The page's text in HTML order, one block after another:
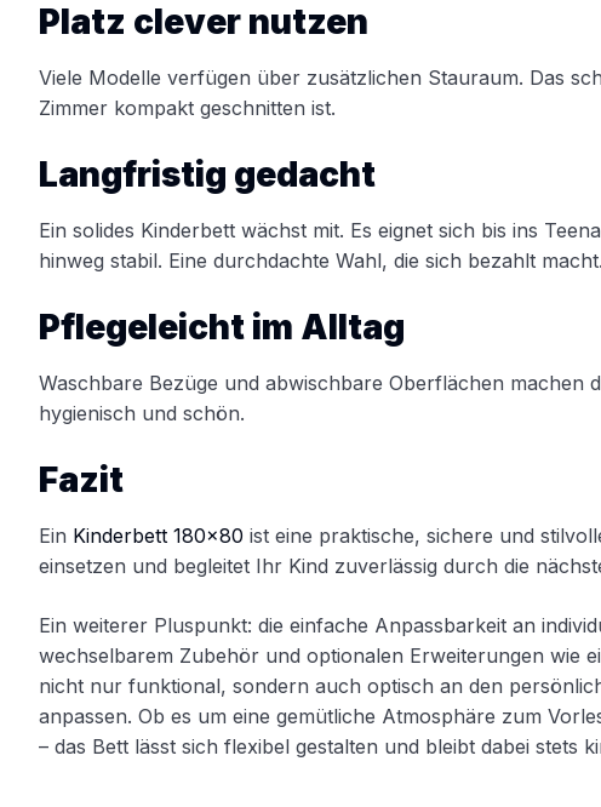
Platz clever nutzen
Viele Modelle verfügen über zusätzlichen Stauraum. Das
Zimmer kompakt geschnitten ist.
Langfristig gedacht
Ein solides Kinderbett wächst mit. Es eignet sich bis ins
hinweg stabil. Eine durchdachte Wahl, die sich bezahlt macht.
Pflegeleicht im Alltag
Waschbare Bezüge und abwischbare Oberflächen machen
hygienisch und schön.
Fazit
Ein Kinderbett 180×80 ist eine praktische, sichere und
einsetzen und begleitet Ihr Kind zuverlässig durch die
Ein weiterer Pluspunkt: die einfache Anpassbarkeit an
wechselbarem Zubehör und optionalen Erweiterungen wie
nicht nur funktional, sondern auch optisch an den
anpassen. Ob es um eine gemütliche Atmosphäre zum
– das Bett lässt sich flexibel gestalten und bleibt dabei stets